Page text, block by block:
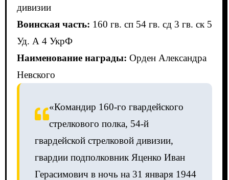
дивизии
Воинская часть: 160 гв. сп 54 гв. сд 3 гв. ск 5
Уд. А 4 УкрФ
Наименование награды: Орден Александра
Невского
«Командир 160-го гвардейского
стрелкового полка, 54-й
гвардейской стрелковой дивизии,
гвардии подполковник Яценко Иван
Герасимович в ночь на 31 января 1944